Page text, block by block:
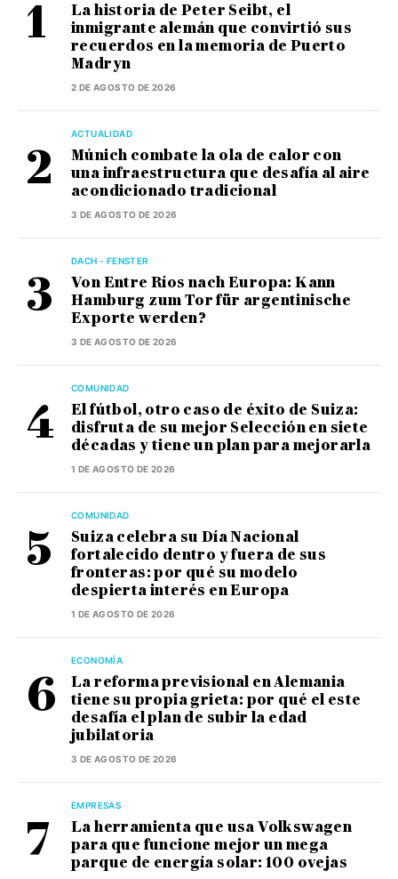
La historia de Peter Seibt, el
inmigrante alemán que convirtió sus
recuerdos en la memoria de Puerto
Madryn
2 DE AGOSTO DE 2026
ACTUALIDAD
Múnich combate la ola de calor con
una infraestructura que desafía al aire
acondicionado tradicional
3 DE AGOSTO DE 2026
DACH - FENSTER
Von Entre Ríos nach Europa: Kann
Hamburg zum Tor für argentinische
Exporte werden?
3 DE AGOSTO DE 2026
COMUNIDAD
El fútbol, otro caso de éxito de Suiza:
disfruta de su mejor Selección en siete
décadas y tiene un plan para mejorarla
1 DE AGOSTO DE 2026
COMUNIDAD
Suiza celebra su Día Nacional
fortalecido dentro y fuera de sus
fronteras: por qué su modelo
despierta interés en Europa
1 DE AGOSTO DE 2026
ECONOMÍA
La reforma previsional en Alemania
tiene su propia grieta: por qué el este
desafía el plan de subir la edad
jubilatoria
3 DE AGOSTO DE 2026
EMPRESAS
La herramienta que usa Volkswagen
para que funcione mejor un mega
parque de energía solar: 100 ovejas